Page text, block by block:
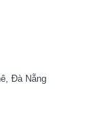
Đà Nẵng